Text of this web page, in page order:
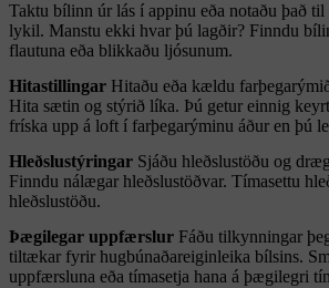
Taktu bílinn úr lás í appinu eða notaðu það til
lykil. Manstu ekki hvar þú lagðir? Finndu
flautuna eða blikkaðu ljósunum.
Hitastillingar
Hita sætin og stýrið líka. Þú getur einnig
fríska upp á loft í farþegarýminu áður en þú
Hleðslustýringar
Finndu nálægar hleðslustöðvar. Tímasettu
hleðslustöðu.
Þægilegar uppfærslur
tiltækar fyrir hugbúnaðareiginleika bílsins.
uppfærsluna eða tímasetja hana á þægilegri